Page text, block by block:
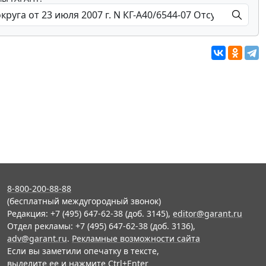
8-800-200-88-88
(бесплатный междугородный звонок)
Редакция: +7 (495) 647-62-38 (доб. 3145), editor@garant.ru
Отдел рекламы: +7 (495) 647-62-38 (доб. 3136),
adv@garant.ru. Рекламные возможности сайта
Если вы заметили опечатку в тексте,
выделите ее и нажмите Ctrl+Enter